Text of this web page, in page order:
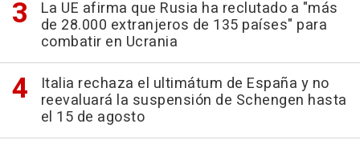
La UE afirma que Rusia ha reclutado a "más
de 28.000 extranjeros de 135 países" para
combatir en Ucrania
Italia rechaza el ultimátum de España y no
reevaluará la suspensión de Schengen hasta
el 15 de agosto